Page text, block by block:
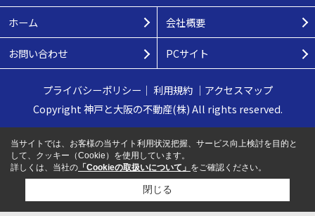
ホーム 会社概要
お問い合わせ PCサイト
プライバシーポリシー ｜ 利用規約｜ アクセスマップ
Copyright 神戸と大阪の不動産(株) All rights reserved.
当サイトでは、お客様の当サイト利用状況把握、サービス向上検討を目的と
して、クッキー（Cookie）を使用しています。
詳しくは、当社の 「Cookieの取扱いについて」 をご確認ください。
閉じる